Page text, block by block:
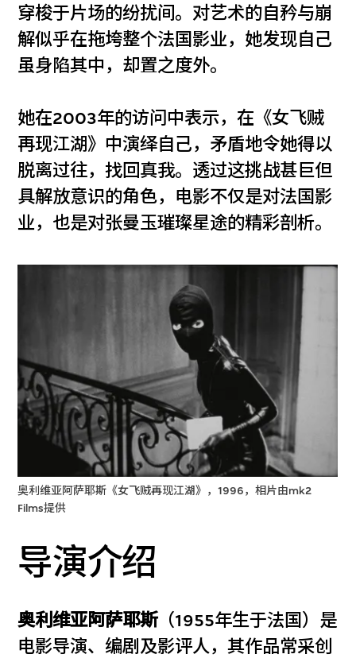
穿梭于片场的纷扰间。对艺术的自矜与崩
解似乎在拖垮整个法国影业，她发现自己
虽身陷其中，却置之度外。
她在2003年的访问中表示，在《女飞贼
再现江湖》中演绎自己，矛盾地令她得以
脱离过往，找回真我。透过这挑战甚巨但
具解放意识的角色，电影不仅是对法国影
业，也是对张曼玉璀璨星途的精彩剖析。
奥利维亚阿萨耶斯《女飞贼再现江湖》，1996，相片由mk2
Films提供
导演介绍
奥利维亚阿萨耶斯（1955年生于法国）是
电影导演、编剧及影评人，其作品常采创